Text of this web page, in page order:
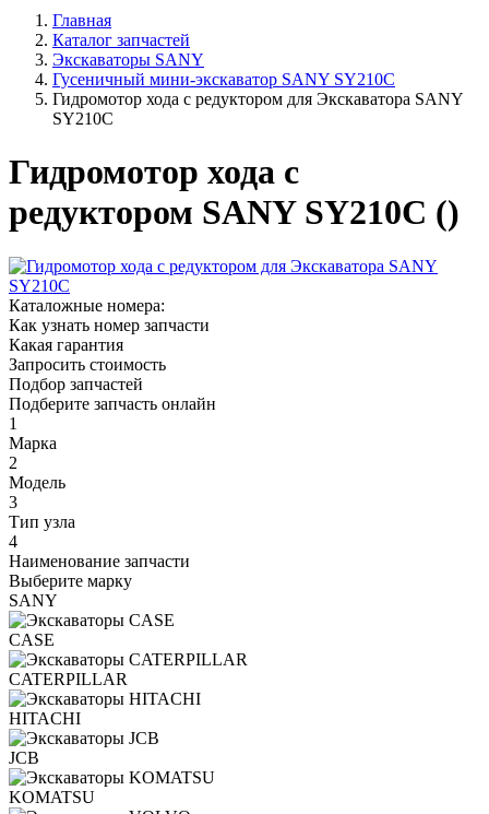
Главная
Каталог запчастей
Экскаваторы SANY
Гусеничный мини-экскаватор SANY SY210C
Гидромотор хода с редуктором для Экскаватора SANY
SY210C
Гидромотор хода с
редуктором SANY SY210C ()
Каталожные номера:
Как узнать номер запчасти
Какая гарантия
Запросить стоимость
Подбор запчастей
Подберите запчасть онлайн
1
Марка
2
Модель
3
Тип узла
4
Наименование запчасти
Выберите марку
SANY
CASE
CATERPILLAR
HITACHI
JCB
KOMATSU